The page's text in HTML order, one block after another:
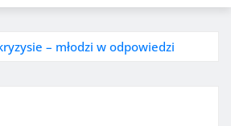
– młodzi w odpowiedzi